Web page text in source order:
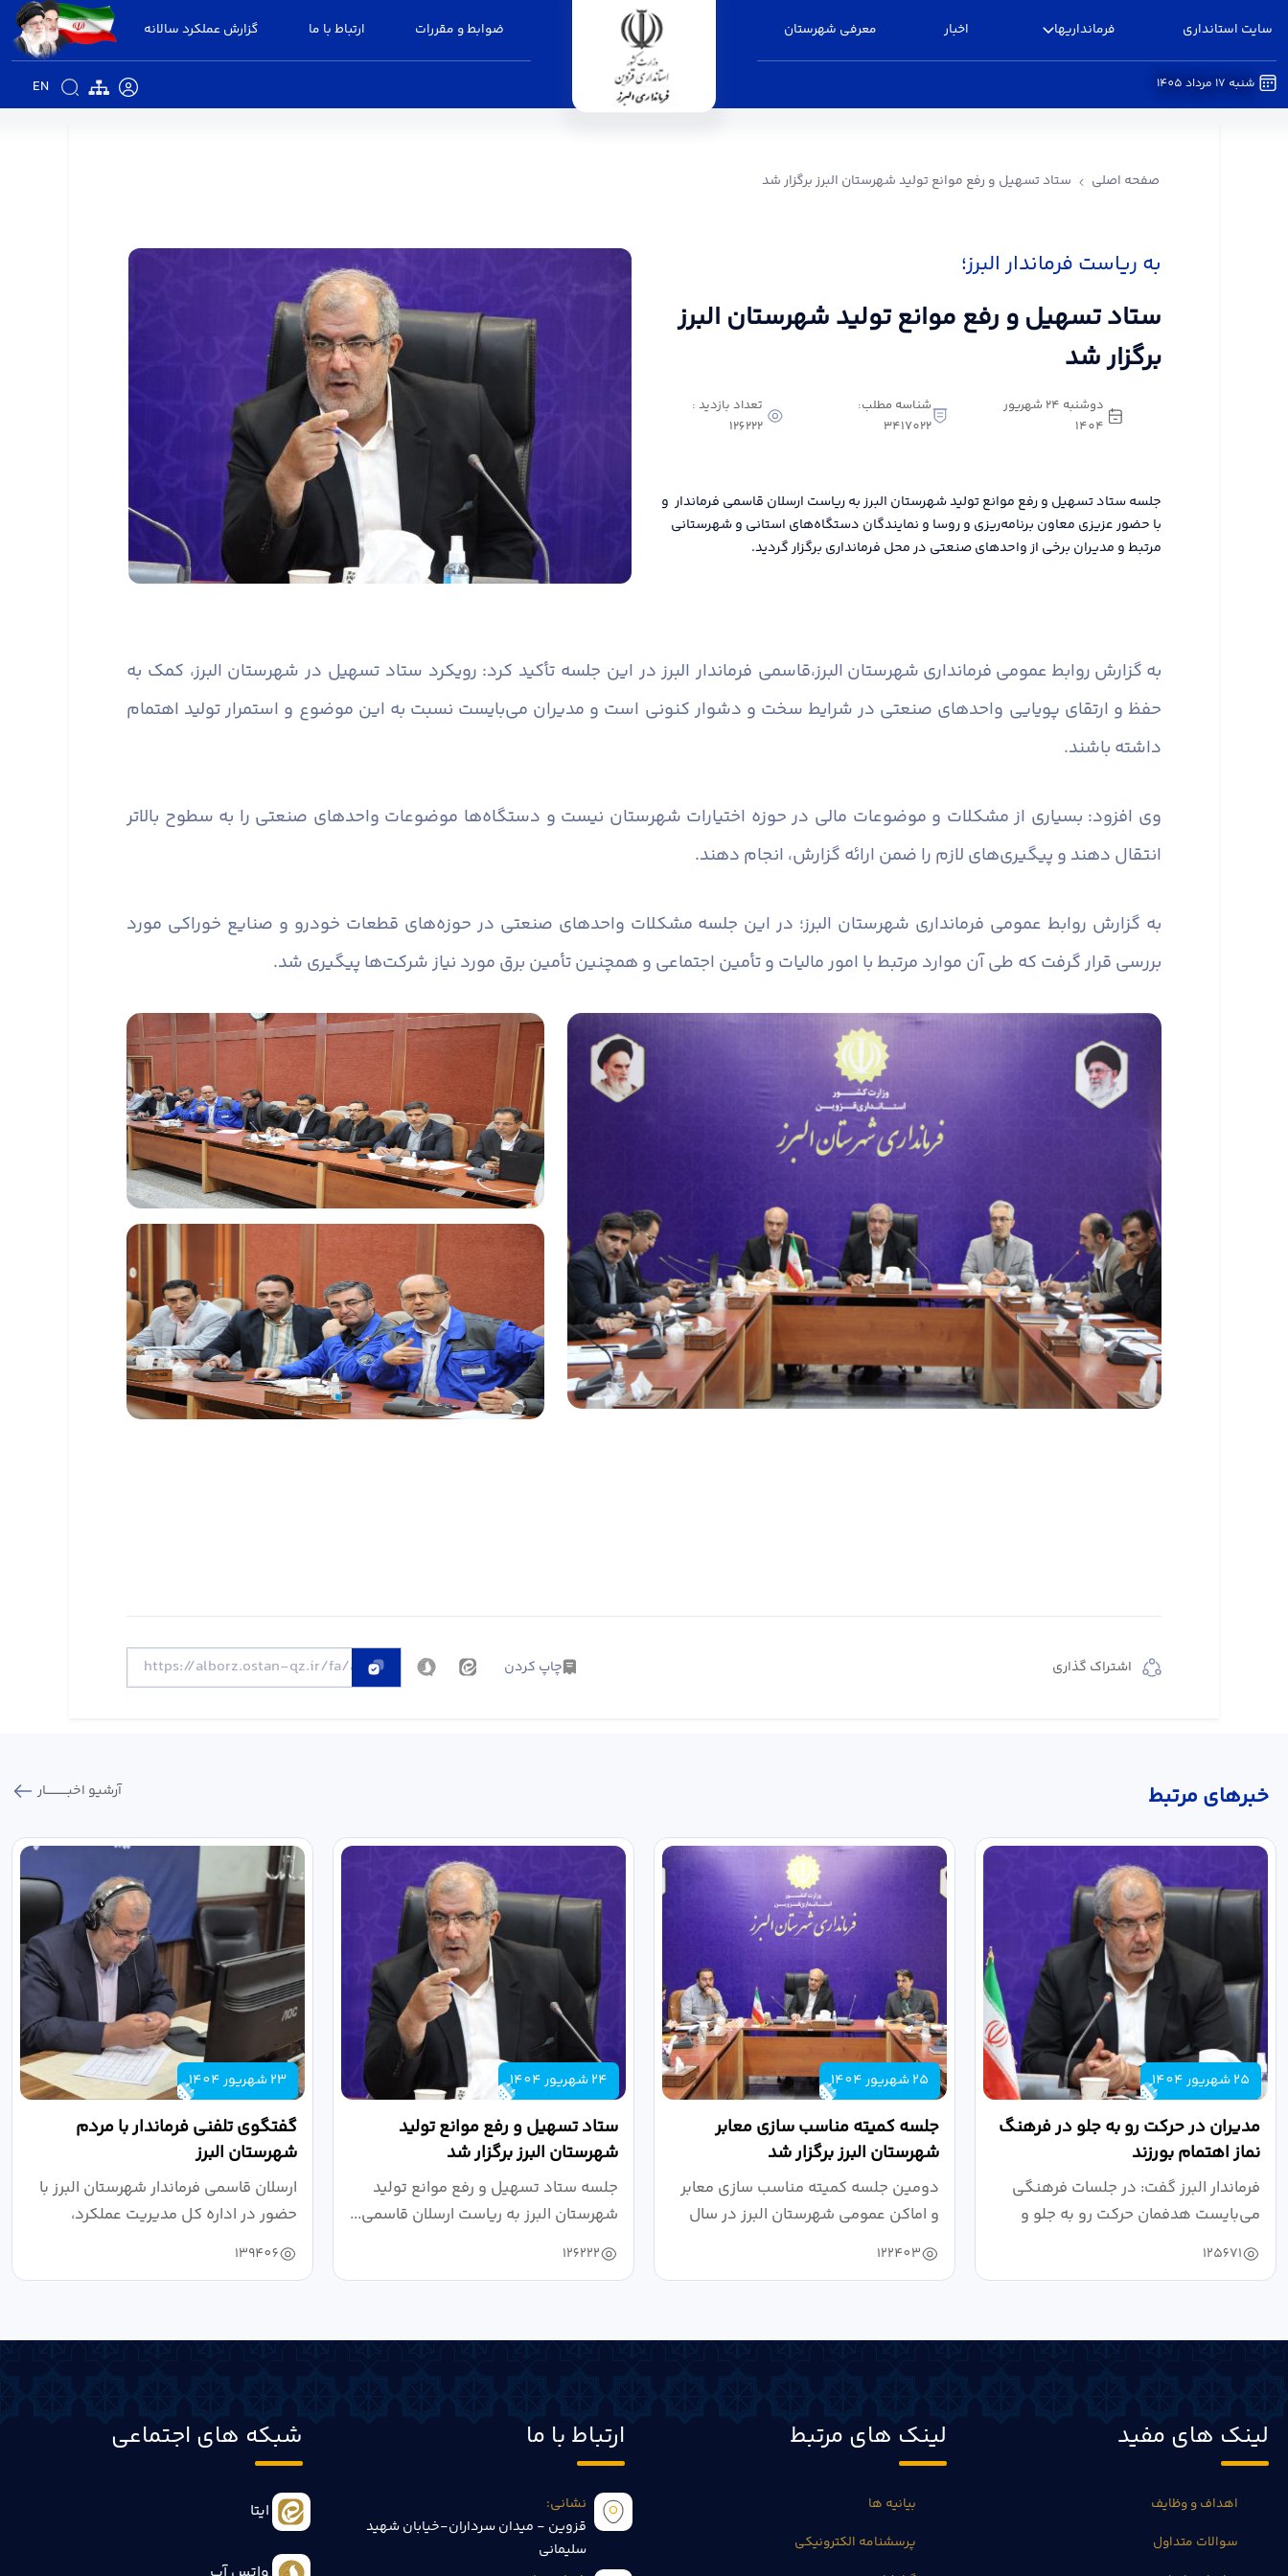
سایت استانداری فرمانداریها اخبار معرفی شهرستان ضوابط و مقررات ارتباط با ما گزارش عملکرد سالانه
EN شنبه 17 مرداد 1405
صفحه اصلی ستاد تسهیل و رفع موانع تولید شهرستان البرز برگزار شد
به ریاست فرماندار البرز؛
ستاد تسهیل و رفع موانع تولید شهرستان البرز
برگزار شد
دوشنبه 24 شهریور
1404
شناسه مطلب:
3417022
تعداد بازدید :
126222
جلسه ستاد تسهیل و رفع موانع تولید شهرستان البرز به ریاست ارسلان قاسمی فرماندار و
با حضور عزیزی معاون برنامه‌ریزی و روسا و نمایندگان دستگاه‌های استانی و شهرستانی
مرتبط و مدیران برخی از واحدهای صنعتی در محل فرمانداری برگزار گردید.
به گزارش روابط عمومی فرمانداری شهرستان البرز،قاسمی فرماندار البرز در این جلسه تأکید کرد: رویکرد ستاد تسهیل در شهرستان البرز، کمک به
حفظ و ارتقای پویایی واحدهای صنعتی در شرایط سخت و دشوار کنونی است و مدیران می‌بایست نسبت به این موضوع و استمرار تولید اهتمام
داشته باشند.
وی افزود: بسیاری از مشکلات و موضوعات مالی در حوزه اختیارات شهرستان نیست و دستگاه‌ها موضوعات واحدهای صنعتی را به سطوح بالاتر
انتقال دهند و پیگیری‌های لازم را ضمن ارائه گزارش، انجام دهند.
به گزارش روابط عمومی فرمانداری شهرستان البرز؛ در این جلسه مشکلات واحدهای صنعتی در حوزه‌های قطعات خودرو و صنایع خوراکی مورد
بررسی قرار گرفت که طی آن موارد مرتبط با امور مالیات و تأمین اجتماعی و همچنین تأمین برق مورد نیاز شرکت‌ها پیگیری شد.
اشتراک گذاری چاپ کردن
خبر‌های مرتبط آرشیو اخبـــــــــــار
25 شهریور 1404
مدیران در حرکت رو به جلو در فرهنگ
نماز اهتمام بورزند
فرماندار البرز گفت: در جلسات فرهنگی
می‌بایست هدفمان حرکت رو به جلو و
دستیابی...
125671
25 شهریور 1404
جلسه کمیته مناسب سازی معابر
شهرستان البرز برگزار شد
دومین جلسه کمیته مناسب سازی معابر
و اماکن عمومی شهرستان البرز در سال
۱۴۰۴ به...
122403
24 شهریور 1404
ستاد تسهیل و رفع موانع تولید
شهرستان البرز برگزار شد
جلسه ستاد تسهیل و رفع موانع تولید
شهرستان البرز به ریاست ارسلان قاسمی...
126222
23 شهریور 1404
گفتگوی تلفنی فرماندار با مردم
شهرستان البرز
ارسلان قاسمی فرماندار شهرستان البرز با
حضور در اداره کل مدیریت عملکرد،
بازرسی...
139406
لینک های مفید
اهداف و وظایف
سوالات متداول
لینک های مرتبط
بیانیه ها
پرسشنامه الکترونیکی
ارتباط با ما
نشانی:
قزوین - میدان سرداران-خیابان شهید
سلیمانی
شبکه های اجتماعی
ایتا